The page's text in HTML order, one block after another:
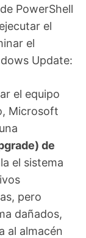
PowerShell
el
el
Update:
el equipo
Microsoft
de
el sistema
pero
dañados,
al almacén